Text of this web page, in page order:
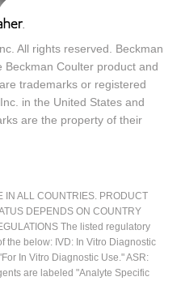
All rights reserved. Beckman
Beckman Coulter product and
trademarks or registered
in the United States and
are the property of their
IN ALL COUNTRIES. PRODUCT
DEPENDS ON COUNTRY
The listed regulatory
the below: IVD: In Vitro Diagnostic
In Vitro Diagnostic Use." ASR:
are labeled "Analyte Specific